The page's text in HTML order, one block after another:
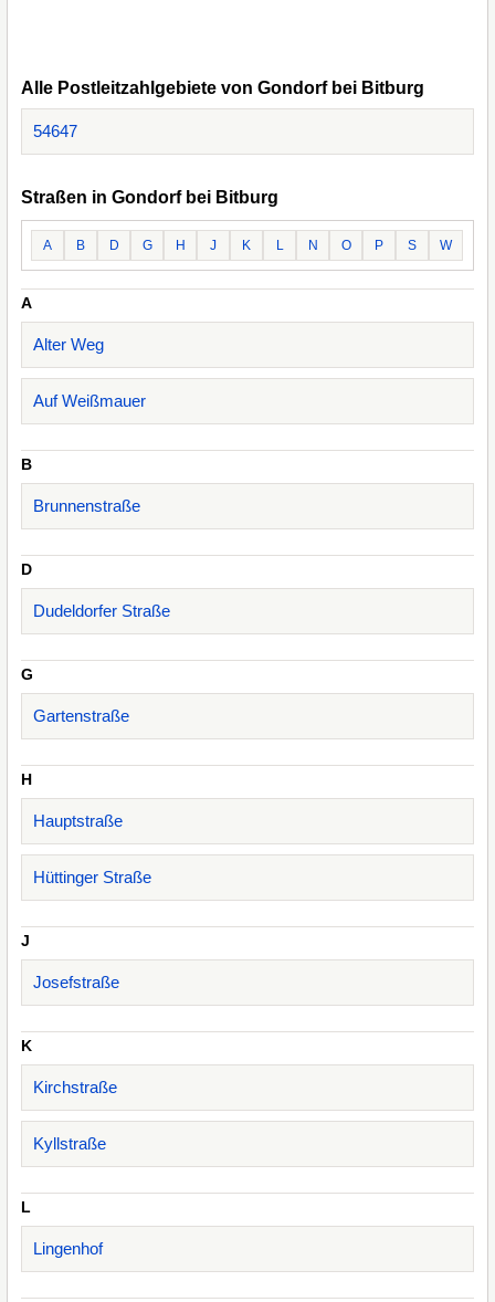
Alle Postleitzahlgebiete von Gondorf bei Bitburg
54647
Straßen in Gondorf bei Bitburg
A B D G H J K L N O P S W
A
Alter Weg
Auf Weißmauer
B
Brunnenstraße
D
Dudeldorfer Straße
G
Gartenstraße
H
Hauptstraße
Hüttinger Straße
J
Josefstraße
K
Kirchstraße
Kyllstraße
L
Lingenhof